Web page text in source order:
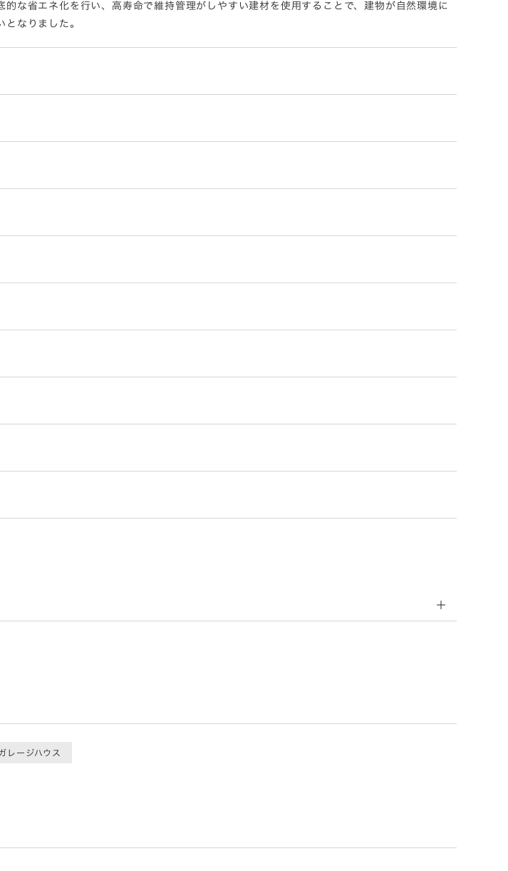
な省エネ化を行い、高寿命で維持管理がしやすい建材を使用することで、建物が自然環境に
となりました。
レージハウス